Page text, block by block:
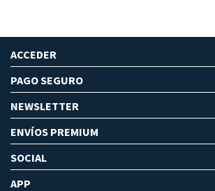
ACCEDER
PAGO SEGURO
NEWSLETTER
ENVÍOS PREMIUM
SOCIAL
APP